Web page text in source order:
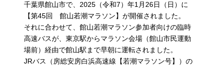
千葉県館山市で、2025（令和7）年1月26日（日）に
【第45回 館山若潮マラソン】が開催されました。
それに合わせて、館山若潮マラソン参加者向けの臨時
高速バスが、東京駅からマラソン会場（館山市民運動
場前）経由で館山駅まで早朝に運転されました。
JRバス（房総安房白浜高速線【若潮マラソン号】）の